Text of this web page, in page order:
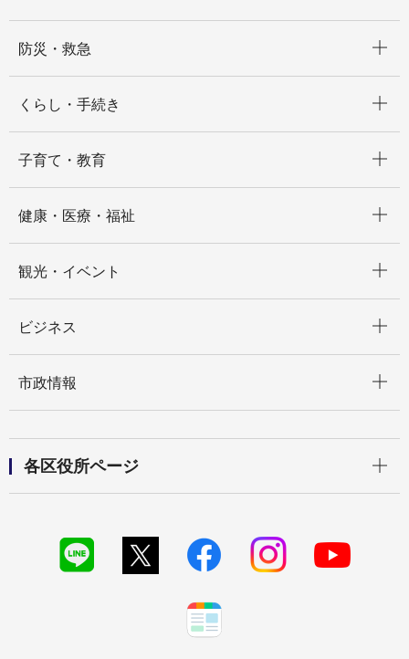
防災・救急
くらし・手続き
子育て・教育
健康・医療・福祉
観光・イベント
ビジネス
市政情報
各区役所ページ